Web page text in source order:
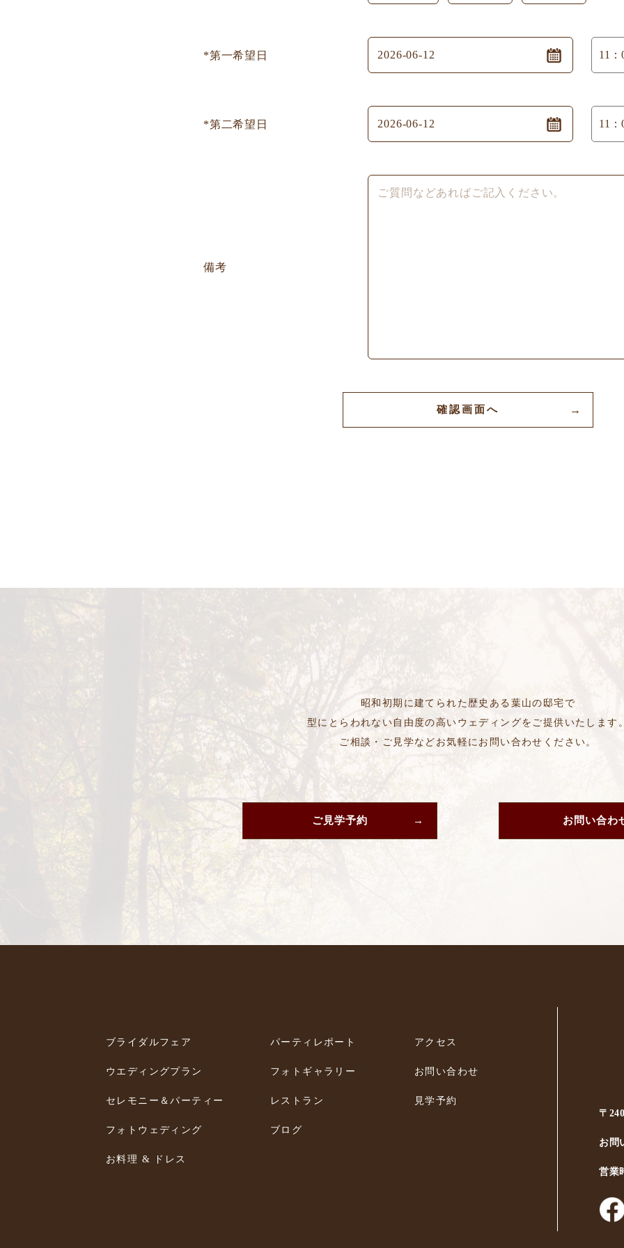
*第一希望日
*第二希望日
備考
昭和初期に建てられた歴史ある葉山の邸宅で
型にとらわれない自由度の高いウェディングをご提供いたします
ご相談・ご見学などお気軽にお問い合わせください。
ご見学予約 お問い合わ
ブライダルフェア
ウエディングプラン
セレモニー＆パーティー
フォトウェディング
お料理 & ドレス
パーティレポート
フォトギャラリー
レストラン
ブログ
アクセス
お問い合わせ
見学予約
〒
お問
営業